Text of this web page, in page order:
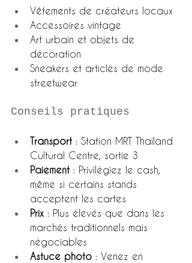
Vêtements de créateurs locaux
Accessoires vintage
Art urbain et objets de
décoration
Sneakers et articles de mode
streetwear
Conseils pratiques
Transport : Station MRT Thailand
Cultural Centre, sortie 3
Paiement : Privilégiez le cash,
même si certains stands
acceptent les cartes
Prix : Plus élevés que dans les
marchés traditionnels mais
négociables
Astuce photo : Venez en